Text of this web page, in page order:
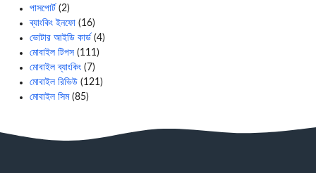
পাসপোর্ট (2)
ব্যাংকিং ইনফো (16)
ভোটার আইডি কার্ড (4)
মোবাইল টিপস (111)
মোবাইল ব্যাংকিং (7)
মোবাইল রিভিউ (121)
মোবাইল সিম(85)